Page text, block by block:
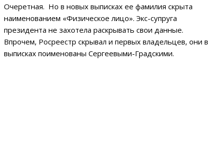
Очеретная. Но в новых выписках ее фамилия скрыта
наименованием «Физическое лицо». Экс-супруга
президента не захотела раскрывать свои данные.
Впрочем, Росреестр скрывал и первых владельцев, они в
выписках поименованы Сергеевыми-Градскими.